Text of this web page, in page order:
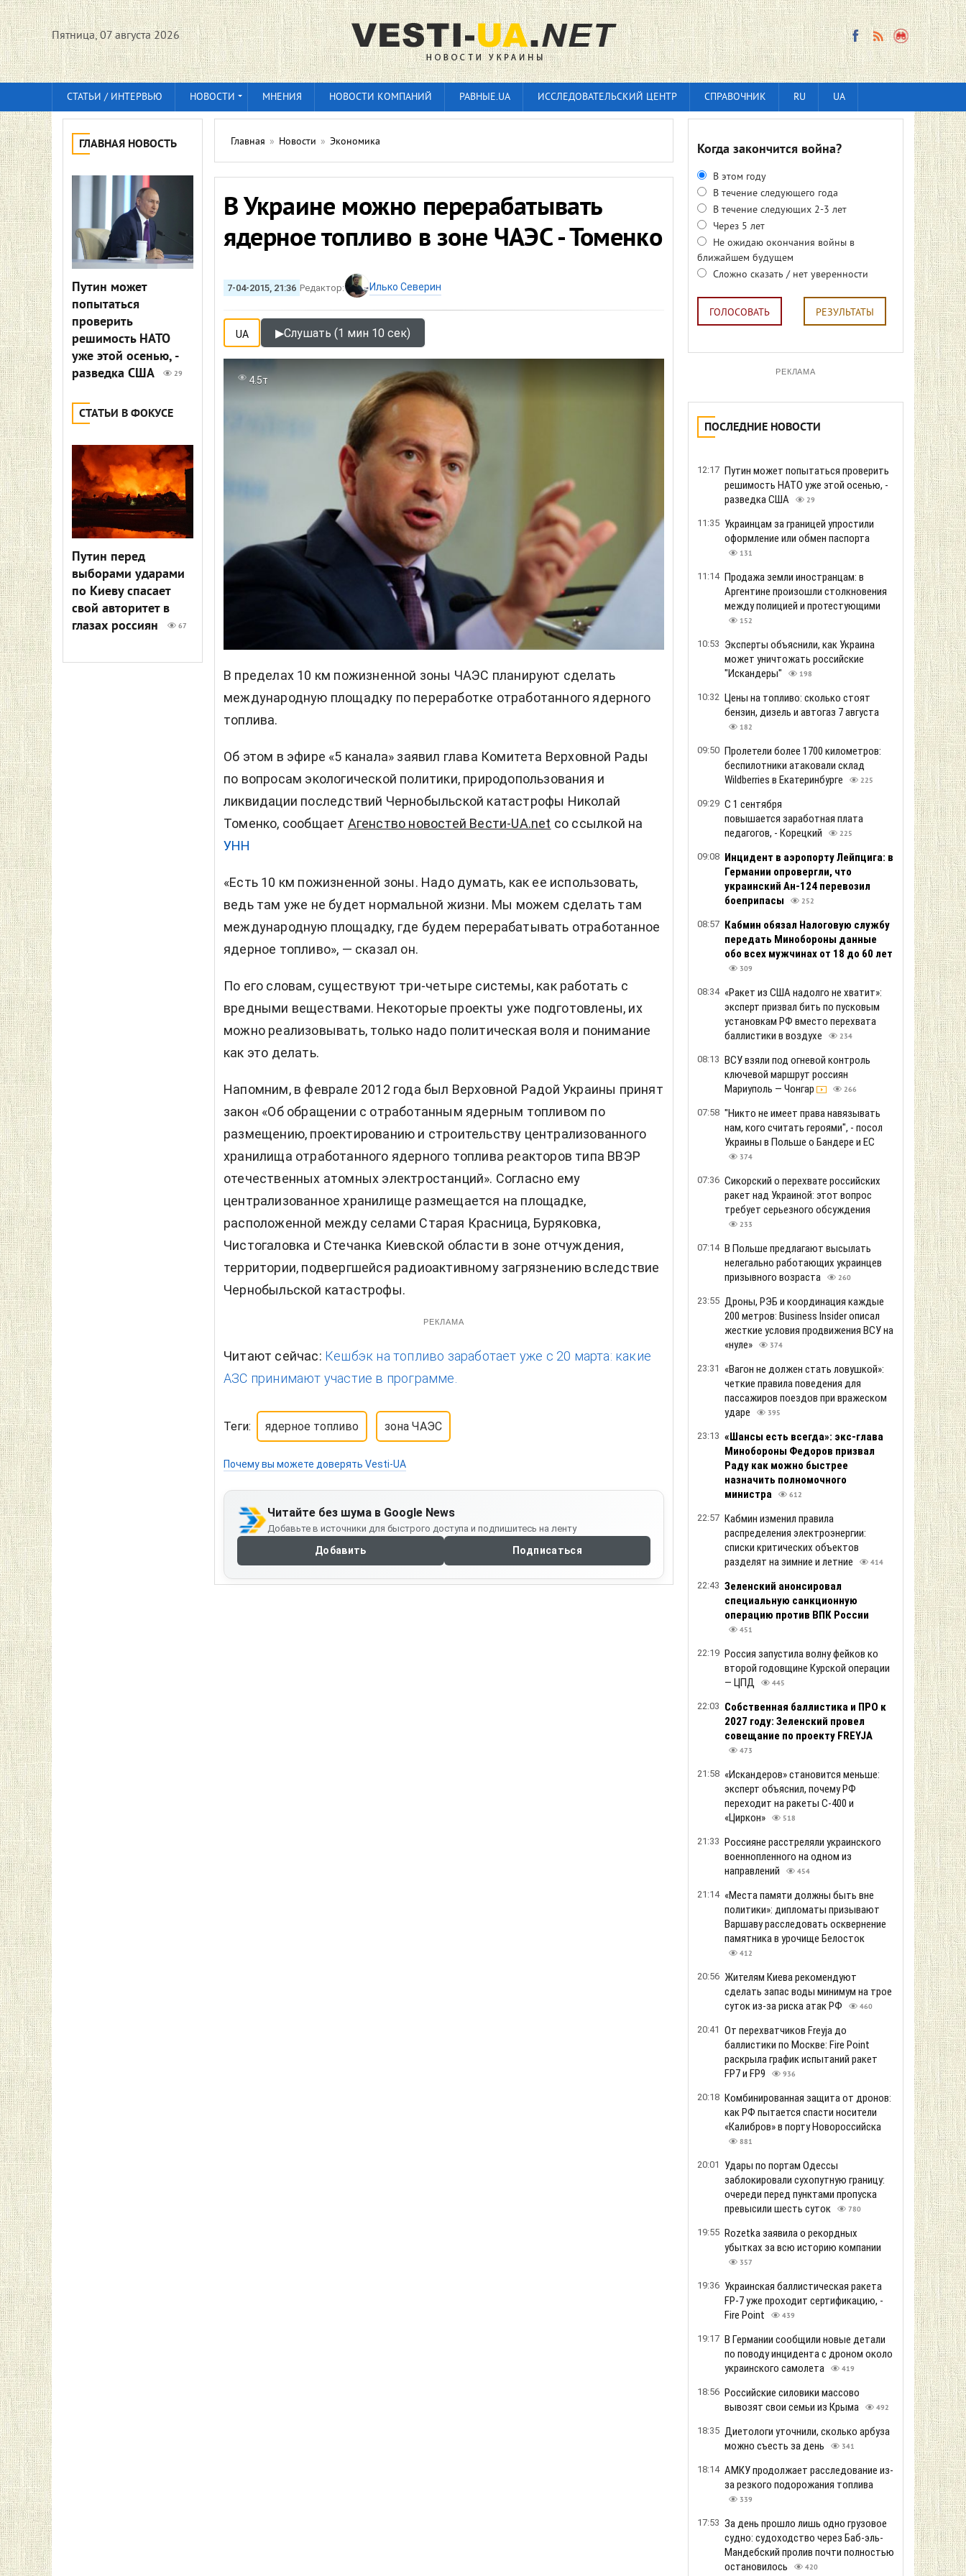
Пятница, 07 августа 2026
СТАТЬИ / ИНТЕРВЬЮ НОВОСТИ МНЕНИЯ НОВОСТИ КОМПАНИЙ РАВНЫЕ.UA ИССЛЕДОВАТЕЛЬСКИЙ ЦЕНТР СПРАВОЧНИК RU UA
ГЛАВНАЯ НОВОСТЬ
Путин может
попытаться
проверить
решимость НАТО
уже этой осенью, -
разведка США
29
СТАТЬИ В ФОКУСЕ
Путин перед
выборами ударами
по Киеву спасает
свой авторитет в
глазах россиян
67
Главная » Новости » Экономика
В Украине можно перерабатывать
ядерное топливо в зоне ЧАЭС - Томенко
7-04-2015, 21:36 Редактор: Илько Северин
UA ▶Слушать (1 мин 10 сек)
4.5т
В пределах 10 км пожизненной зоны ЧАЭС планируют сделать
международную площадку по переработке отработанного ядерного
топлива.
Об этом в эфире «5 канала» заявил глава Комитета Верховной Рады
по вопросам экологической политики, природопользования и
ликвидации последствий Чернобыльской катастрофы Николай
Томенко, сообщает Агенство новостей Вести-UA.net со ссылкой на
УНН
«Есть 10 км пожизненной зоны. Надо думать, как ее использовать,
ведь там уже не будет нормальной жизни. Мы можем сделать там
международную площадку, где будем перерабатывать отработанное
ядерное топливо», — сказал он.
По его словам, существуют три-четыре системы, как работать с
вредными веществами. Некоторые проекты уже подготовлены, их
можно реализовывать, только надо политическая воля и понимание
как это делать.
Напомним, в феврале 2012 года был Верховной Радой Украины принят
закон «Об обращении с отработанным ядерным топливом по
размещению, проектированию и строительству централизованного
хранилища отработанного ядерного топлива реакторов типа ВВЭР
отечественных атомных электростанций». Согласно ему
централизованное хранилище размещается на площадке,
расположенной между селами Старая Красница, Буряковка,
Чистогаловка и Стечанка Киевской области в зоне отчуждения,
территории, подвергшейся радиоактивному загрязнению вследствие
Чернобыльской катастрофы.
РЕКЛАМА
Читают сейчас: Кешбэк на топливо заработает уже с 20 марта: какие
АЗС принимают участие в программе.
Теги: ядерное топливо зона ЧАЭС
Почему вы можете доверять Vesti-UA
Читайте без шума в Google News
Добавьте в источники для быстрого доступа и подпишитесь на ленту
Добавить Подписаться
Когда закончится война?
В этом году
В течение следующего года
В течение следующих 2-3 лет
Через 5 лет
Не ожидаю окончания войны в
ближайшем будущем
Сложно сказать / нет уверенности
ГОЛОСОВАТЬ РЕЗУЛЬТАТЫ
РЕКЛАМА
ПОСЛЕДНИЕ НОВОСТИ
12:17 Путин может попытаться проверить
решимость НАТО уже этой осенью, -
разведка США
29
11:35 Украинцам за границей упростили
оформление или обмен паспорта
131
11:14 Продажа земли иностранцам: в
Аргентине произошли столкновения
между полицией и протестующими
152
10:53 Эксперты объяснили, как Украина
может уничтожать российские
"Искандеры"
198
10:32 Цены на топливо: сколько стоят
бензин, дизель и автогаз 7 августа
182
09:50 Пролетели более 1700 километров:
беспилотники атаковали склад
Wildberries в Екатеринбурге
225
09:29 С 1 сентября
повышается заработная плата
педагогов, - Корецкий
225
09:08 Инцидент в аэропорту Лейпцига: в
Германии опровергли, что
украинский Ан-124 перевозил
боеприпасы
252
08:57 Кабмин обязал Налоговую службу
передать Минобороны данные
обо всех мужчинах от 18 до 60 лет
309
08:34 «Ракет из США надолго не хватит»:
эксперт призвал бить по пусковым
установкам РФ вместо перехвата
баллистики в воздухе
234
08:13 ВСУ взяли под огневой контроль
ключевой маршрут россиян
Мариуполь — Чонгар
266
07:58 "Никто не имеет права навязывать
нам, кого считать героями", - посол
Украины в Польше о Бандере и ЕС
374
07:36 Сикорский о перехвате российских
ракет над Украиной: этот вопрос
требует серьезного обсуждения
233
07:14 В Польше предлагают высылать
нелегально работающих украинцев
призывного возраста
260
23:55 Дроны, РЭБ и координация каждые
200 метров: Business Insider описал
жесткие условия продвижения ВСУ на
«нуле»
374
23:31
«Вагон не должен стать ловушкой»:
четкие правила поведения для
пассажиров поездов при вражеском
ударе
395
23:13 «Шансы есть всегда»: экс-глава
Минобороны Федоров призвал
Раду как можно быстрее
назначить полномочного
министра
612
22:57 Кабмин изменил правила
распределения электроэнергии:
списки критических объектов
разделят на зимние и летние
414
22:43 Зеленский анонсировал
специальную санкционную
операцию против ВПК России
451
22:19 Россия запустила волну фейков ко
второй годовщине Курской операции
— ЦПД
445
22:03 Собственная баллистика и ПРО к
2027 году: Зеленский провел
совещание по проекту FREYJA
473
21:58 «Искандеров» становится меньше:
эксперт объяснил, почему РФ
переходит на ракеты С-400 и
«Циркон»
518
21:33 Россияне расстреляли украинского
военнопленного на одном из
направлений
454
21:14 «Места памяти должны быть вне
политики»: дипломаты призывают
Варшаву расследовать осквернение
памятника в урочище Белосток
412
20:56 Жителям Киева рекомендуют
сделать запас воды минимум на трое
суток из-за риска атак РФ
460
20:41 От перехватчиков Freyja до
баллистики по Москве: Fire Point
раскрыла график испытаний ракет
FP7 и FP9
936
20:18 Комбинированная защита от дронов:
как РФ пытается спасти носители
«Калибров» в порту Новороссийска
881
20:01
Удары по портам Одессы
заблокировали сухопутную границу:
очереди перед пунктами пропуска
превысили шесть суток
780
19:55 Rozetka заявила о рекордных
убытках за всю историю компании
357
19:36 Украинская баллистическая ракета
FP-7 уже проходит сертификацию, -
Fire Point
439
19:17 В Германии сообщили новые детали
по поводу инцидента с дроном около
украинского самолета
419
18:56 Российские силовики массово
вывозят свои семьи из Крыма
492
18:35 Диетологи уточнили, сколько арбуза
можно съесть за день
341
18:14 АМКУ продолжает расследование из-
за резкого подорожания топлива
339
17:53 За день прошло лишь одно грузовое
судно: судоходство через Баб-эль-
Мандебский пролив почти полностью
остановилось
420